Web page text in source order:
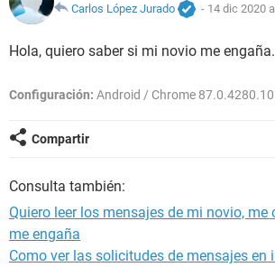
Carlos López Jurado
- 14 dic 2020
Hola, quiero saber si mi novio me engaña.
Configuración: Android / Chrome
Compartir
Consulta también:
Quiero leer los mensajes de mi novio, me
me engaña
Como ver las solicitudes de mensajes en